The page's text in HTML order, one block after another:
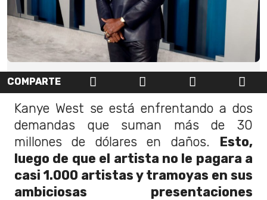
COMPARTE
Kanye West se está enfrentando a dos
demandas que suman más de 30
millones de dólares en daños. Esto,
luego de que el artista no le pagara a
casi 1.000 artistas y tramoyas en sus
ambiciosas presentaciones